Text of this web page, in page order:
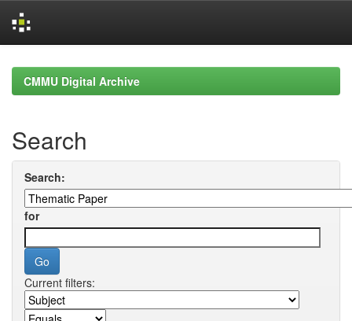
navigationCMMU Digital Archive
Search
Search:
for
Current filters: